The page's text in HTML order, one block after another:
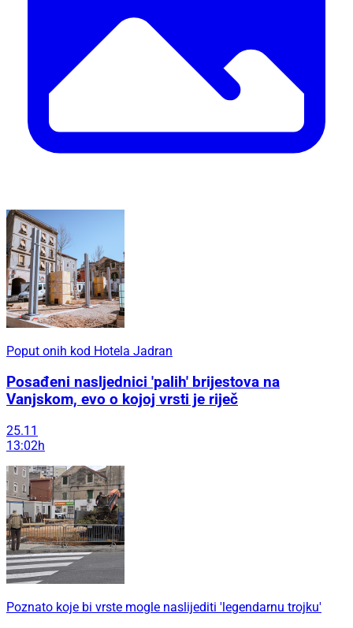
Poput onih kod Hotela Jadran
Posađeni nasljednici 'palih' brijestova na
Vanjskom, evo o kojoj vrsti je riječ
25.11
13:02h
Poznato koje bi vrste mogle naslijediti 'legendarnu trojku'